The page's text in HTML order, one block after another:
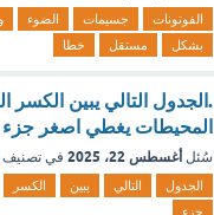
الفوتونات جسيمات الضوء
بشكل
مستقل خطا
.الجدول التالي يبين
المحيطات يغطي اصغر جزء من الارض
سُئل أغسطس 22، 2025 في تصنيف
الجدول التالي يبين الكسر
جزء